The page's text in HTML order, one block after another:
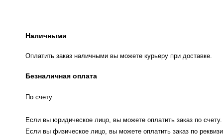
Наличными
Оплатить заказ наличными вы можете курьеру при доставке.
Безналичная оплата
По счету
Если вы юридическое лицо, вы можете оплатить заказ по счету.
Если вы физическое лицо, вы можете оплатить заказ по